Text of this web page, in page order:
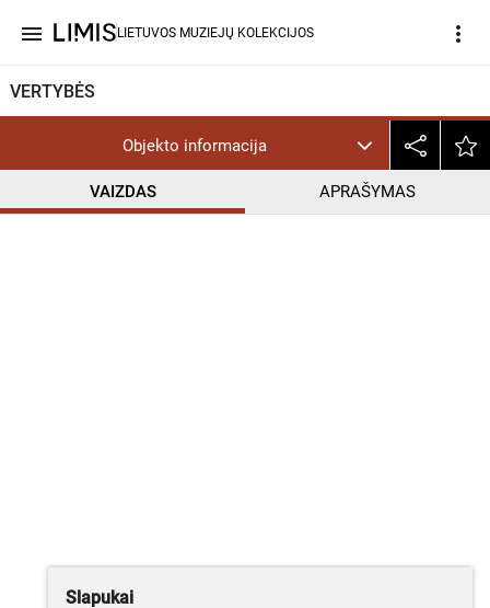
menu LIETUVOS MUZIEJŲ KOLEKCIJOS more_vert
VERTYBĖS
Objekto informacija
VAIZDAS APRAŠYMAS
Slapukai